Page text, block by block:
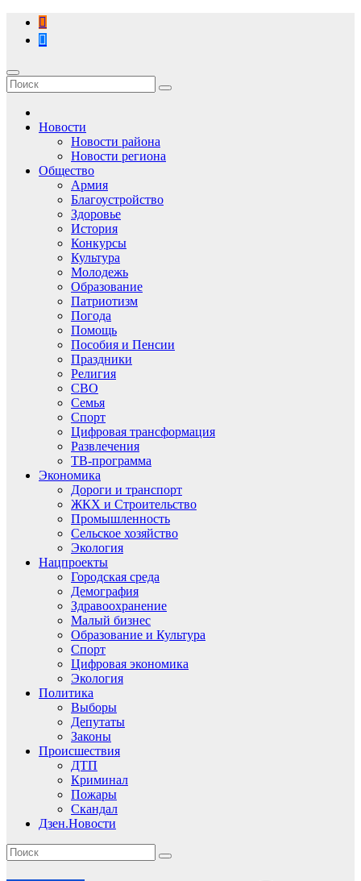
Перейти
содержимому
Новости
Новости района
Новости региона
Общество
Армия
Благоустройство
Здоровье
История
Конкурсы
Культура
Молодежь
Образование
Патриотизм
Погода
Помощь
Пособия и Пенсии
Праздники
Религия
СВО
Семья
Спорт
Цифровая трансформация
Развлечения
ТВ-программа
Экономика
Дороги и транспорт
ЖКХ и Строительство
Промышленность
Сельское хозяйство
Экология
Нацпроекты
Городская среда
Демография
Здравоохранение
Малый бизнес
Образование и Культура
Спорт
Цифровая экономика
Экология
Политика
Выборы
Депутаты
Законы
Происшествия
ДТП
Криминал
Пожары
Скандал
Дзен.Новости